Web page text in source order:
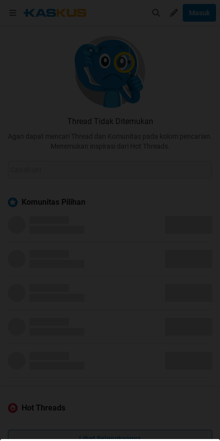
Masuk
Thread Tidak Ditemukan
Agan dapat mencari Thread dan Komunitas pada kolom pencarian.
Menemukan inspirasi dari Hot Threads.
Komunitas Pilihan
Hot Threads
Lihat Selengkapnya